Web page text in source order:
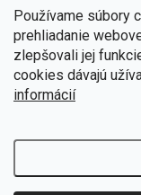
Používame súbory
prehliadanie
zlepšovali jej
cookies dávajú
informácií
Copyright 2026 🎁
Prihláste sa k odberu